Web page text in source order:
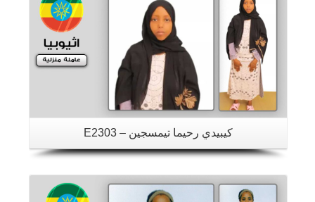
كيبيدي رحيما تيمسجين – E2303